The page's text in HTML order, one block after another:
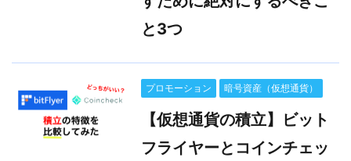
と3つ
プロモーション 暗号資産（仮想通貨）
【仮想通貨の積立】ビット
フライヤーとコインチェッ